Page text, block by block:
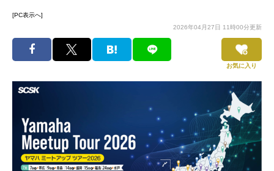
[PC表示へ]
2026年04月27日 11時00分更新
お気に入り